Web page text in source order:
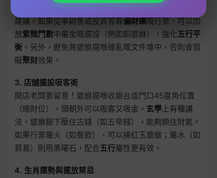
龍位），頭微微朝向自己，象徵「財來就我」。
建議，如果從事銷售或投資等靠偏財運嘅行業，可以加
放紫微鬥數中屬金嘅擺設（例如銅貔貅），強化五行平
衡 。另外，避免將貔貅擺喺雜亂嘅文件堆中，否則會阻
礙聚財效果。
3. 店舖擺設吸客術
開店老闆要留意！貔貅擺喺收銀台或門口45度角位置
（暗財位），頭朝外可以吸客又吸金。 玄學 上有種講
法，貔貅腳下壓住古錢（如五帝錢），能夠鎖住財氣。
如果行業屬火（如餐飲），可以揀紅玉貔貅；屬水（如
貿易）則用黑曜石，配合五行屬性更有效。
4. 生肖運勢與擺放禁忌